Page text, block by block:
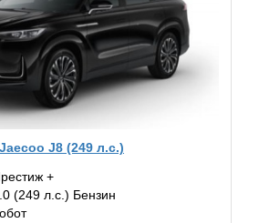
Jaecoo J8 (249 л.с.)
+
(249 л.с.) Бензин